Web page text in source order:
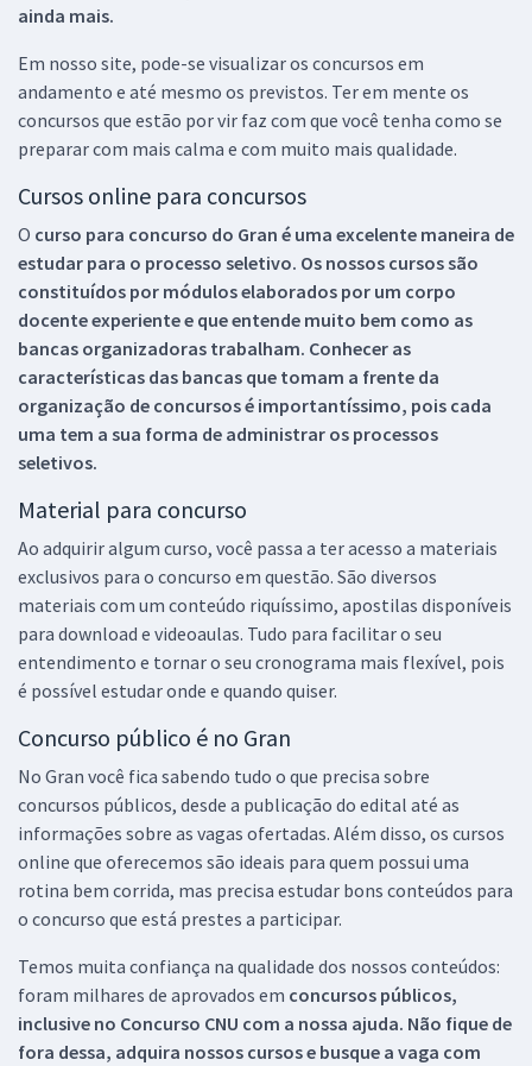
ainda mais.
Em nosso site, pode-se visualizar os concursos em
andamento e até mesmo os previstos. Ter em mente os
concursos que estão por vir faz com que você tenha como se
preparar com mais calma e com muito mais qualidade.
Cursos online para concursos
O curso para concurso do Gran é uma excelente maneira de
estudar para o processo seletivo. Os nossos cursos são
constituídos por módulos elaborados por um corpo
docente experiente e que entende muito bem como as
bancas organizadoras trabalham. Conhecer as
características das bancas que tomam a frente da
organização de concursos é importantíssimo, pois cada
uma tem a sua forma de administrar os processos
seletivos.
Material para concurso
Ao adquirir algum curso, você passa a ter acesso a materiais
exclusivos para o concurso em questão. São diversos
materiais com um conteúdo riquíssimo, apostilas disponíveis
para download e videoaulas. Tudo para facilitar o seu
entendimento e tornar o seu cronograma mais flexível, pois
é possível estudar onde e quando quiser.
Concurso público é no Gran
No Gran você fica sabendo tudo o que precisa sobre
concursos públicos, desde a publicação do edital até as
informações sobre as vagas ofertadas. Além disso, os cursos
online que oferecemos são ideais para quem possui uma
rotina bem corrida, mas precisa estudar bons conteúdos para
o concurso que está prestes a participar.
Temos muita confiança na qualidade dos nossos conteúdos:
foram milhares de aprovados em concursos públicos,
inclusive no Concurso CNU com a nossa ajuda. Não fique de
fora dessa, adquira nossos cursos e busque a vaga com